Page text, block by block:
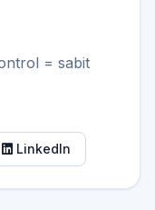
= sabit
LinkedIn